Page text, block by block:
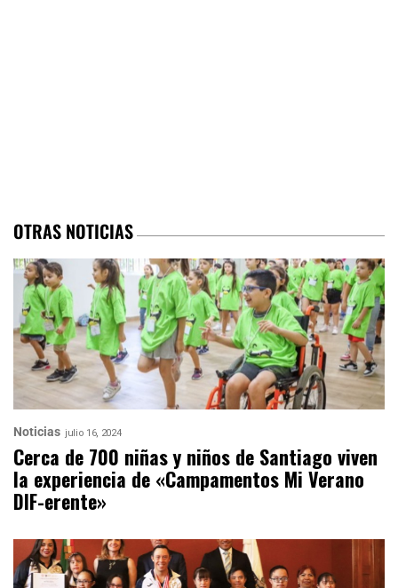
OTRAS NOTICIAS
Noticias julio 16, 2024
Cerca de 700 niñas y niños de Santiago viven
la experiencia de «Campamentos Mi Verano
DIF-erente»